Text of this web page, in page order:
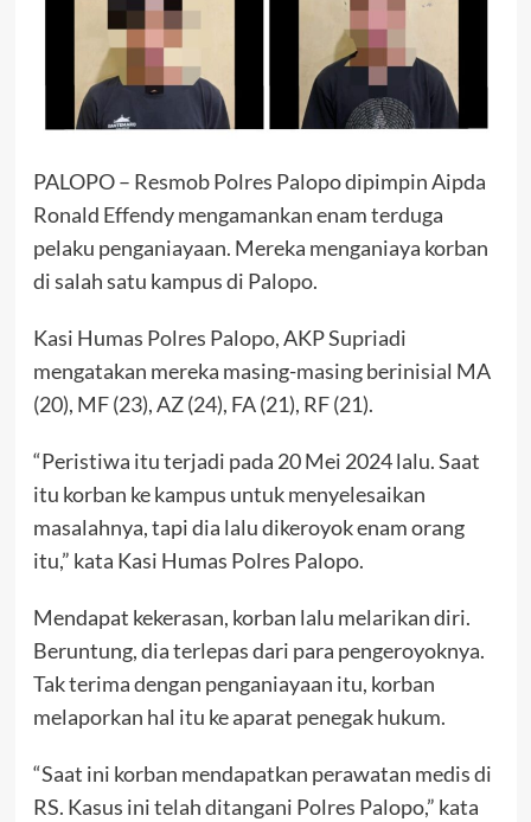
PALOPO – Resmob Polres Palopo dipimpin Aipda
Ronald Effendy mengamankan enam terduga
pelaku penganiayaan. Mereka menganiaya korban
di salah satu kampus di Palopo.
Kasi Humas Polres Palopo, AKP Supriadi
mengatakan mereka masing-masing berinisial MA
(20), MF (23), AZ (24), FA (21), RF (21).
“Peristiwa itu terjadi pada 20 Mei 2024 lalu. Saat
itu korban ke kampus untuk menyelesaikan
masalahnya, tapi dia lalu dikeroyok enam orang
itu,” kata Kasi Humas Polres Palopo.
Mendapat kekerasan, korban lalu melarikan diri.
Beruntung, dia terlepas dari para pengeroyoknya.
Tak terima dengan penganiayaan itu, korban
melaporkan hal itu ke aparat penegak hukum.
“Saat ini korban mendapatkan perawatan medis di
RS. Kasus ini telah ditangani Polres Palopo,” kata